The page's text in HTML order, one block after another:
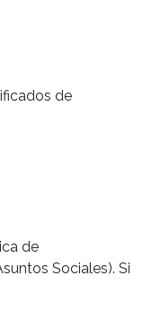
de
de
Sociales). Si